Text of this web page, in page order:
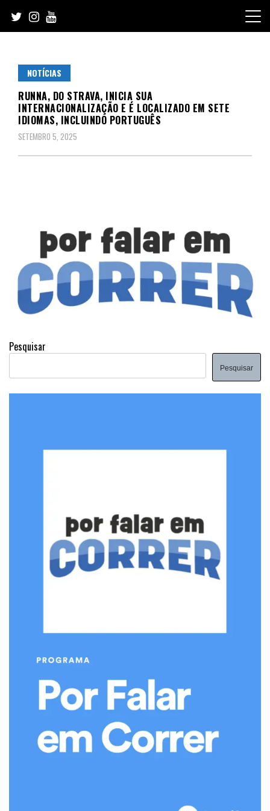
content
NOTÍCIAS
RUNNA, DO STRAVA, INICIA SUA
INTERNACIONALIZAÇÃO E É LOCALIZADO EM SETE
IDIOMAS, INCLUINDO PORTUGUÊS
SETEMBRO 5, 2025
Pesquisar
Pesquisar